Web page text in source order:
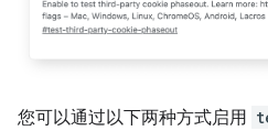
您可以通过以下两种方式启用